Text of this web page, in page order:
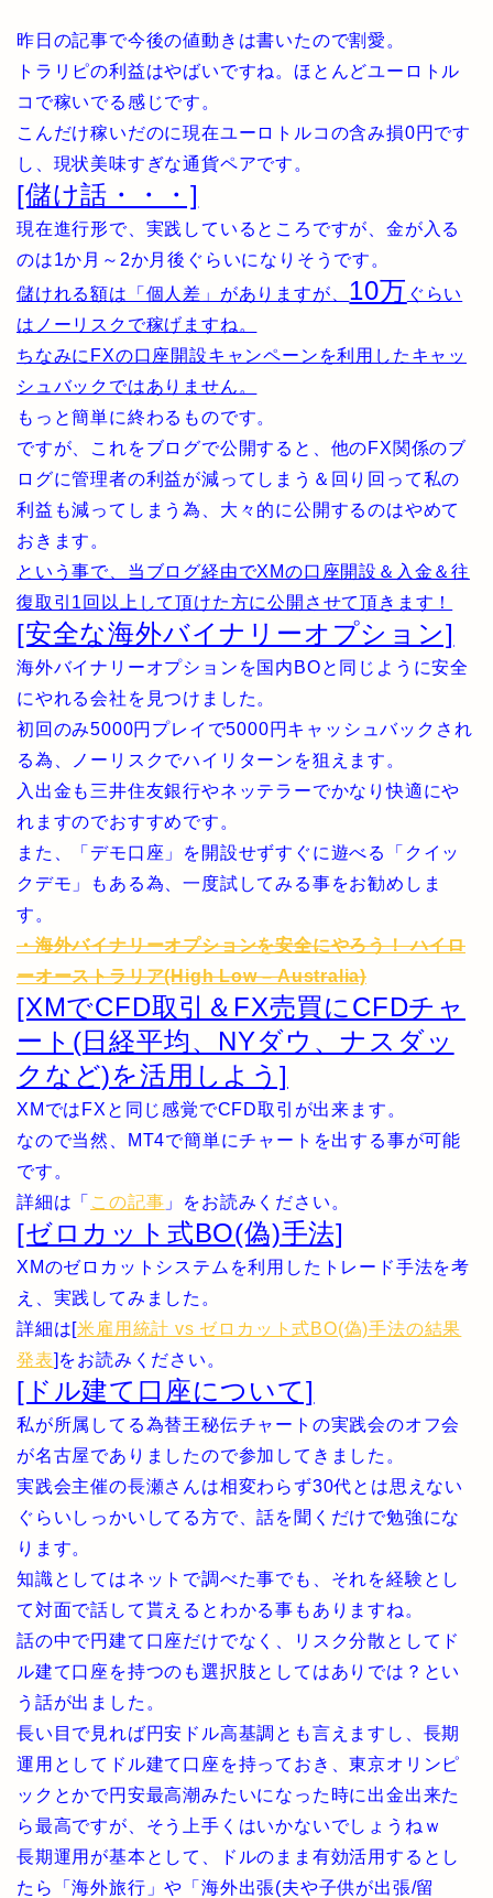
昨日の記事で今後の値動きは書いたので割愛。
トラリピの利益はやばいですね。ほとんどユーロトル
コで稼いでる感じです。
こんだけ稼いだのに現在ユーロトルコの含み損0円です
し、現状美味すぎな通貨ペアです。
[儲け話・・・]
現在進行形で、実践しているところですが、金が入る
のは1か月～2か月後ぐらいになりそうです。
儲けれる額は「個人差」がありますが、 10万 ぐらい
はノーリスクで稼げますね。
ちなみにFXの口座開設キャンペーンを利用したキャッ
シュバックではありません。
もっと簡単に終わるものです。
ですが、これをブログで公開すると、他のFX関係のブ
ログに管理者の利益が減ってしまう＆回り回って私の
利益も減ってしまう為、大々的に公開するのはやめて
おきます。
という事で、当ブログ経由でXMの口座開設＆入金＆往
復取引1回以上して頂けた方に公開させて頂きます！
[安全な海外バイナリーオプション]
海外バイナリーオプションを国内BOと同じように安全
にやれる会社を見つけました。
初回のみ5000円プレイで5000円キャッシュバックされ
る為、ノーリスクでハイリターンを狙えます。
入出金も三井住友銀行やネッテラーでかなり快適にや
れますのでおすすめです。
また、「デモ口座」を開設せずすぐに遊べる「クイッ
クデモ」もある為、一度試してみる事をお勧めしま
す。
・海外バイナリーオプションを安全にやろう！ ハイロ
ーオーストラリア(High Low – Australia)
[XMでCFD取引＆FX売買にCFDチャ
ート(日経平均、NYダウ、ナスダッ
クなど)を活用しよう]
XMではFXと同じ感覚でCFD取引が出来ます。
なので当然、MT4で簡単にチャートを出する事が可能
です。
詳細は「 この記事 」をお読みください。
[ゼロカット式BO(偽)手法]
XMのゼロカットシステムを利用したトレード手法を考
え、実践してみました。
詳細は[米雇用統計 vs ゼロカット式BO(偽)手法の結果
発表]をお読みください。
[ドル建て口座について]
私が所属してる為替王秘伝チャートの実践会のオフ会
が名古屋でありましたので参加してきました。
実践会主催の長瀬さんは相変わらず30代とは思えない
ぐらいしっかいしてる方で、話を聞くだけで勉強にな
ります。
知識としてはネットで調べた事でも、それを経験とし
て対面で話して貰えるとわかる事もありますね。
話の中で円建て口座だけでなく、リスク分散としてド
ル建て口座を持つのも選択肢としてはありでは？とい
う話が出ました。
長い目で見れば円安ドル高基調とも言えますし、長期
運用としてドル建て口座を持っておき、東京オリンピ
ックとかで円安最高潮みたいになった時に出金出来た
ら最高ですが、そう上手くはいかないでしょうねｗ
長期運用が基本として、ドルのまま有効活用するとし
たら「海外旅行」や「海外出張(夫や子供が出張/留